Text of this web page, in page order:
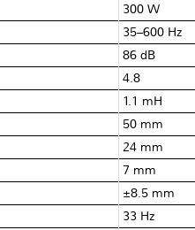
300 W
35–600 Hz
86 dB
4.8 Ω
1.1 mH
50 mm
24 mm
7 mm
±8.5 mm
33 Hz